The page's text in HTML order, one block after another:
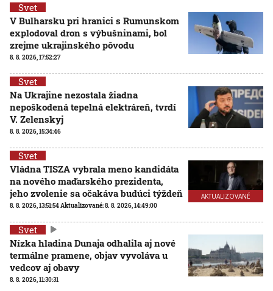
Svet
V Bulharsku pri hranici s Rumunskom
explodoval dron s výbušninami, bol
zrejme ukrajinského pôvodu
8. 8. 2026, 17:52:27
Svet
Na Ukrajine nezostala žiadna
nepoškodená tepelná elektráreň, tvrdí
V. Zelenskyj
8. 8. 2026, 15:34:46
AKTUALIZOVANÉ
Svet
Vládna TISZA vybrala meno kandidáta
na nového maďarského prezidenta,
jeho zvolenie sa očakáva budúci týždeň
8. 8. 2026, 13:51:54 Aktualizované:8. 8. 2026, 14:49:00
Svet
Nízka hladina Dunaja odhalila aj nové
termálne pramene, objav vyvoláva u
vedcov aj obavy
8. 8. 2026, 11:30:31